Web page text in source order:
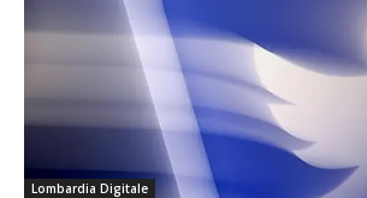
Lombardia Digitale